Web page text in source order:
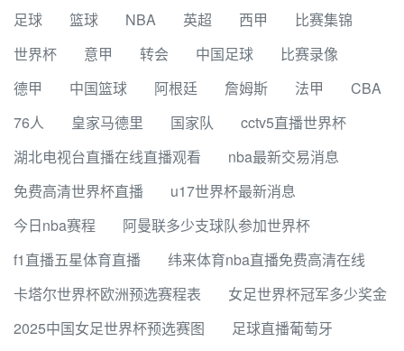
足球 篮球 NBA 英超 西甲
比赛集锦
世界杯
意甲 转会 中国足球
比赛录像
德甲
中国篮球 阿根廷 詹姆斯 法甲
CBA
76人
皇家马德里 国家队
cctv5直播世界杯
湖北电视台直播在线直播观看
nba最新交易消息
免费高清世界杯直播
u17世界杯最新消息
今日nba赛程
阿曼联多少支球队参加世界杯
f1直播五星体育直播
纬来体育nba直播免费高清在线
卡塔尔世界杯欧洲预选赛程表
女足世界杯冠军多少奖金
2025中国女足世界杯预选赛图
足球直播葡萄牙